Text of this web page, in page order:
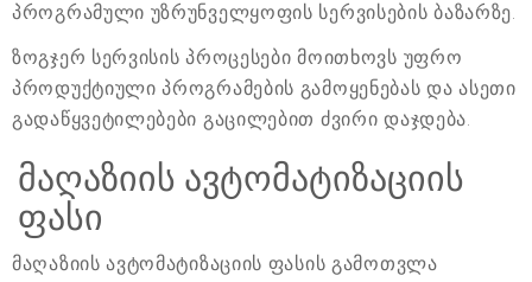
პროგრამული უზრუნველყოფის სერვისების ბაზარზე.
ზოგჯერ სერვისის პროცესები მოითხოვს უფრო
პროდუქტიული პროგრამების გამოყენებას და ასეთი
გადაწყვეტილებები გაცილებით ძვირი დაჯდება.
მაღაზიის ავტომატიზაციის
ფასი
მაღაზიის ავტომატიზაციის ფასის გამოთვლა